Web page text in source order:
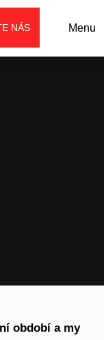
Menu
NÁS
období a my